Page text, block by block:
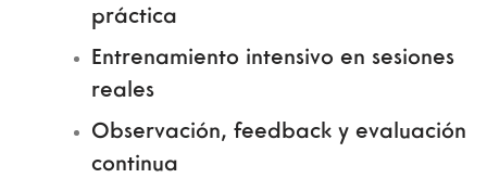
práctica
Entrenamiento intensivo en sesiones
reales
Observación, feedback y evaluación
continua